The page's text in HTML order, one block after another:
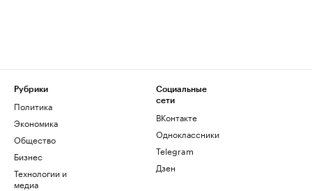
Рубрики
Политика
Экономика
Общество
Бизнес
Технологии и
медиа
Социальные
сети
ВКонтакте
Одноклассники
Telegram
Дзен